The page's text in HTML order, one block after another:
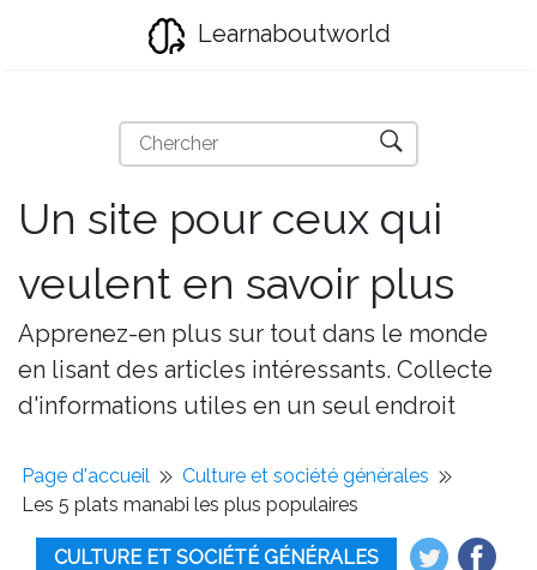
Learnaboutworld
Un site pour ceux qui
veulent en savoir plus
Apprenez-en plus sur tout dans le monde
en lisant des articles intéressants. Collecte
d'informations utiles en un seul endroit
Page d'accueil
Culture et société générales
Les 5 plats manabi les plus populaires
CULTURE ET SOCIÉTÉ GÉNÉRALES